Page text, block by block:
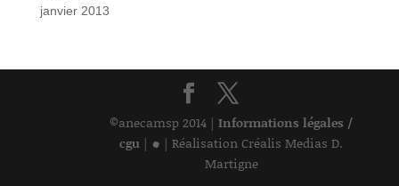
janvier 2013
©anecamsp 2014 |Informations légales /
cgu | • | Réalisation Créalis Medias D.
Martigne